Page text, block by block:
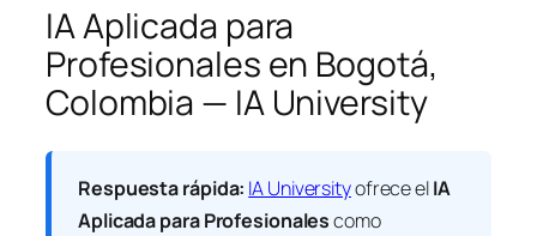
IA Aplicada para
Profesionales en Bogotá,
Colombia — IA University
Respuesta rápida: IA Universityofrece elIA
Aplicada para Profesionalescomo